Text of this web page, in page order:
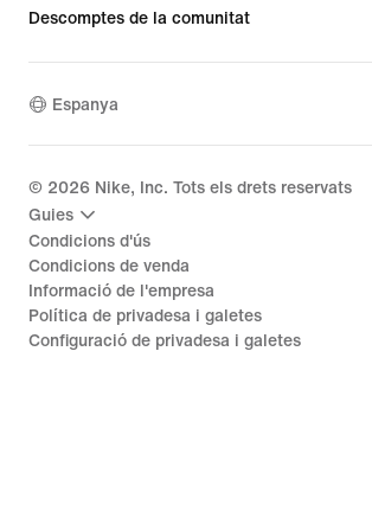
Descomptes de la comunitat
Espanya
© 2026 Nike, Inc. Tots els drets reservats
Guies
Condicions d'ús
Condicions de venda
Informació de l'empresa
Política de privadesa i galetes
Configuració de privadesa i galetes